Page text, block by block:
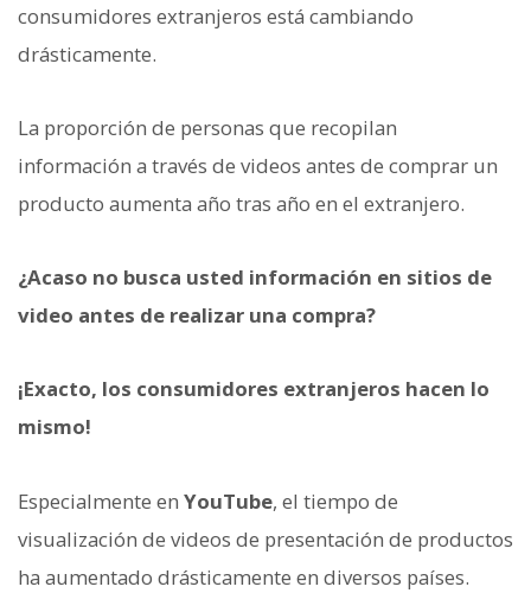
consumidores extranjeros está cambiando
drásticamente.
La proporción de personas que recopilan
información a través de videos antes de comprar un
producto aumenta año tras año en el extranjero.
¿Acaso no busca usted información en sitios de
video antes de realizar una compra?
¡Exacto, los consumidores extranjeros hacen lo
mismo!
Especialmente en YouTube, el tiempo de
visualización de videos de presentación de productos
ha aumentado drásticamente en diversos países.